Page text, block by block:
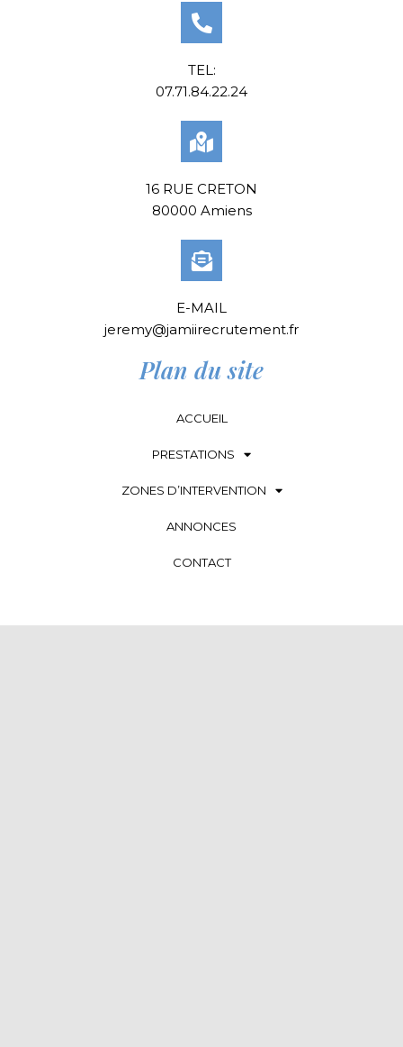
TEL:
07.71.84.22.24
16 RUE CRETON
80000 Amiens
E-MAIL
jeremy@jamiirecrutement.fr
Plan du site
ACCUEIL
PRESTATIONS
ZONES D’INTERVENTION
ANNONCES
CONTACT